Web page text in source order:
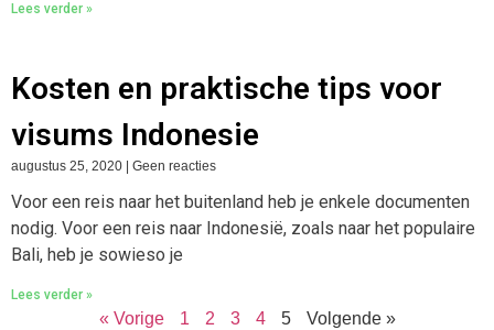
Lees verder »
Kosten en praktische tips voor
visums Indonesie
augustus 25, 2020 Geen reacties
Voor een reis naar het buitenland heb je enkele documenten
nodig. Voor een reis naar Indonesië, zoals naar het populaire
Bali, heb je sowieso je
Lees verder »
« Vorige 1 2 3 4 5 Volgende »